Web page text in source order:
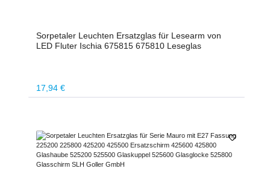
Sorpetaler Leuchten Ersatzglas für Lesearm von
LED Fluter Ischia 675815 675810 Leseglas
Regulärer Preis:
17,94 €